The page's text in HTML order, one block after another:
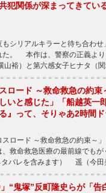
犯関係が深まってきてい
シリアルキラーと待ち合わせ
た。 本作は、警察の正義より
山裕）と第六感女子ヒナタ（
スロード ～救命救急の約
いと感じた」「船越英一
』って、そりゃあ2時間ド
ロード ～救命救急の約束～
救命救急医療の最前線でも
タバレを含みます） 遥（今
」“鬼塚”反町隆史らが「